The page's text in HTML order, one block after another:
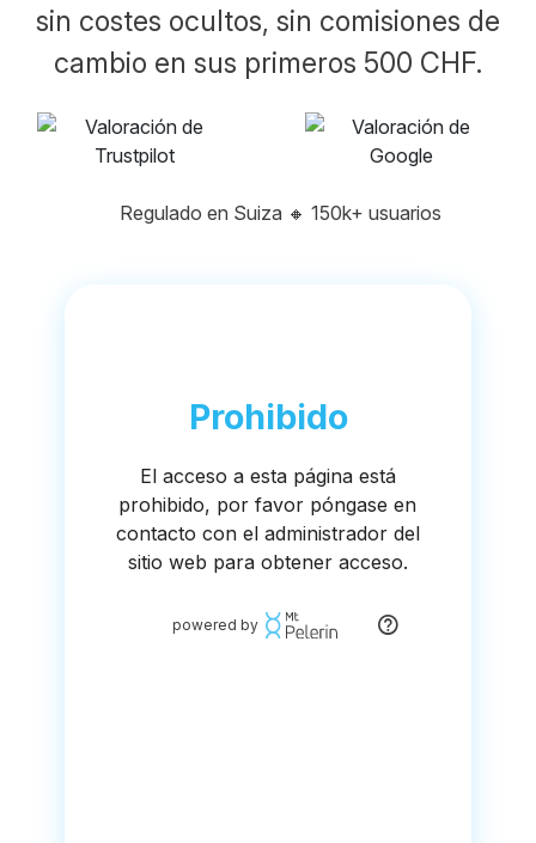
sin costes ocultos, sin comisiones de
cambio en sus primeros 500 CHF.
Regulado en Suiza 🔸 150k+ usuarios